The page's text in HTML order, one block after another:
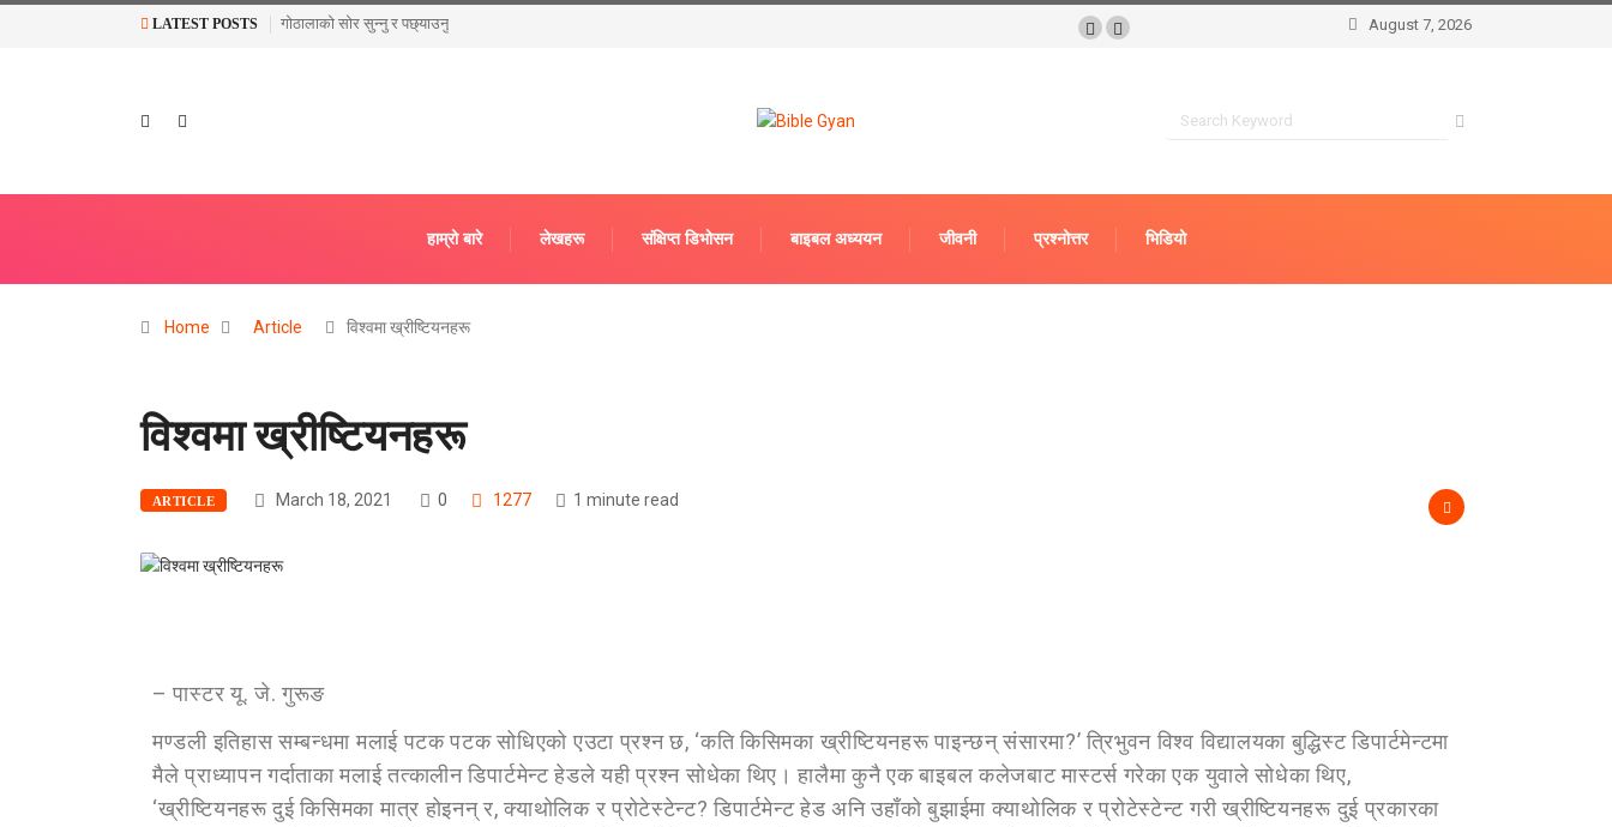
LATEST POSTS
गोठालाको सोर सुन्नु र पछ्याउनुशीतल पार्ने समयहरू August 7, 2026
हाम्रो बारे लेखहरू संक्षिप्त डिभोसन बाइबल अध्ययन जीवनी प्रश्‍नोत्तर भिडियो
Home Article विश्वमा ख्रीष्टियनहरू
विश्वमा ख्रीष्टियनहरू
ARTICLE March 18, 2021 0 1277 1 minute read
– पास्टर यू. जे. गुरूङ
मण्डली इतिहास सम्बन्धमा मलाई पटक पटक सोधिएको एउटा प्रश्न छ, ‘कति किसिमका ख्रीष्टियनहरू पाइन्छन् संसारमा?’ त्रिभुवन विश्व विद्यालयका बुद्धिस्ट डिपार्टमेन्टमा
मैले प्राध्यापन गर्दाताका मलाई तत्कालीन डिपार्टमेन्ट हेडले यही प्रश्न सोधेका थिए। हालैमा कुनै एक बाइबल कलेजबाट मास्टर्स गरेका एक युवाले सोधेका थिए,
‘ख्रीष्टियनहरू दुई किसिमका मात्र होइनन् र, क्याथोलिक र प्रोटेस्टेन्ट? डिपार्टमेन्ट हेड अनि उहाँको बुझाईमा क्याथोलिक र प्रोटेस्टेन्ट गरी ख्रीष्टियनहरू दुई प्रकारका